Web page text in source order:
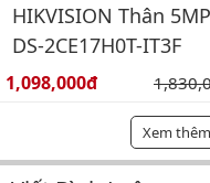
HIKVISION Thân 5MP
DS-2CE17H0T-IT3F
Giá bán:
1,098,000đ Giá
Xem